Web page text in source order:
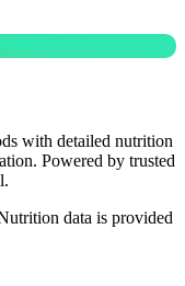
with detailed nutrition
Powered by trusted
data is provided